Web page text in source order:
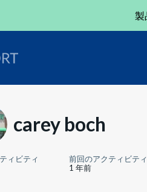
製
carey boch
ィビティ
前回のアクティビティ
1 年前